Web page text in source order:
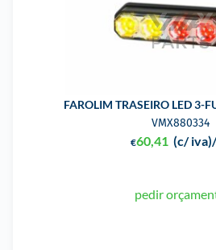
FAROLIM TRASEIRO LED 3-
VMX880334
€60,41 (c/ iva)
pedir